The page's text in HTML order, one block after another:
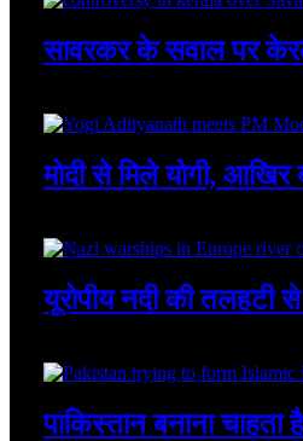
सावरकर के सवाल पर
मोदी से मिले योगी, आखिर
यूरोपीय नदी की
पाकिस्तान बनाना